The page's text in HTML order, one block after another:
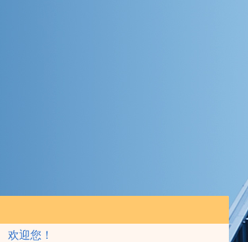
欢迎您！